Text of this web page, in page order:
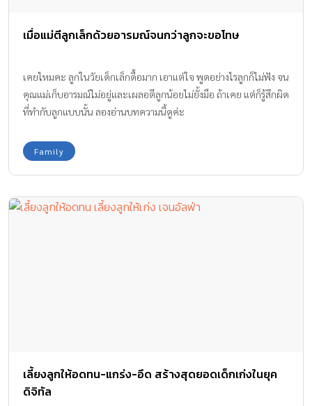
เมื่อแม่ตีลูกเล็กด้วยอารมณ์จนกว่าลูกจะขอโทษ
เคยไหมคะ ลูกในวัยเด็กเล็กดื้อมาก เอาแต่ใจ พูดอย่างไรลูกก็ไม่ฟัง จน
คุณแม่เก็บอารมณ์ไม่อยู่และเผลอตีลูกน้อยไม่ยั้งมือ ถ้าเคย แต่ก็รู้สึกผิด
ที่ทำกับลูกแบบนั้น ลองอ่านบทความนี้ดูค่ะ
Family
เลี้ยงลูกให้อดทน-แกร่ง-อึด สร้างสุดยอดเด็กเก่งในยุค
ดิจิทัล